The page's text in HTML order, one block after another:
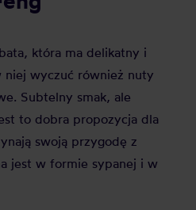
która ma delikatny i
niej wyczuć również nuty
Subtelny smak, ale
to dobra propozycja dla
swoją przygodę z
jest w formie sypanej i w